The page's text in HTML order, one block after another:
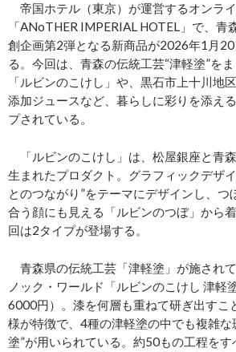
帝国ホテル（東京）が運営するオンラ
「ANoTHER IMPERIAL HOTEL」で、青
創企画第2弾となる新商品が2026年1月
る。今回は、青森の伝統工芸“津軽塗”を
「ルビンのこけし」や、黒石市上十川地
添加ジュースなど、暮らしに彩りを添え
プされている。
「ルビンのこけし」は、松屋銀座と青
生まれたプロダクト。グラフィックデザ
とのつながり”をテーマにデザインし、つ
合う顔にも見える「ルビンのつぼ」から
回は2タイプが登場する。
青森県の伝統工芸「津軽塗」が施され
ノック・ワールド「ルビンのこけし 津軽
6000円）。漆を何層も重ねて研ぎ出すこ
様が特徴で、4種の津軽塗の中でも複雑な
塗”が用いられている。約50もの工程を